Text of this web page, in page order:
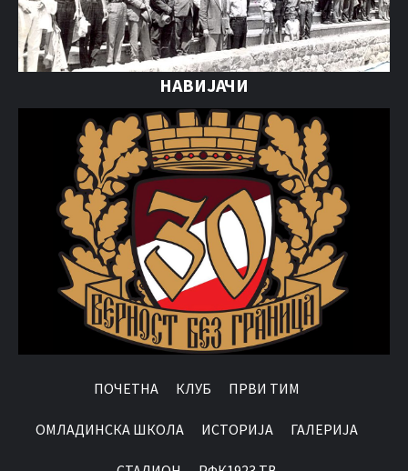
НАВИЈАЧИ
ПОЧЕТНА КЛУБ ПРВИ ТИМ
OМЛАДИНСКА ШКОЛА ИСТОРИЈА ГАЛЕРИЈА